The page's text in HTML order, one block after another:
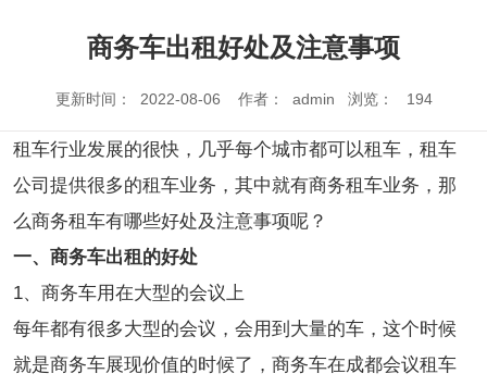
商务车出租好处及注意事项
更新时间： 2022-08-06 作者： admin 浏览： 194
租车行业发展的很快，几乎每个城市都可以租车，租车
公司提供很多的租车业务，其中就有商务租车业务，那
么商务租车有哪些好处及注意事项呢？
一、商务车出租的好处
1、商务车用在大型的会议上
每年都有很多大型的会议，会用到大量的车，这个时候
就是商务车展现价值的时候了，商务车在成都会议租车